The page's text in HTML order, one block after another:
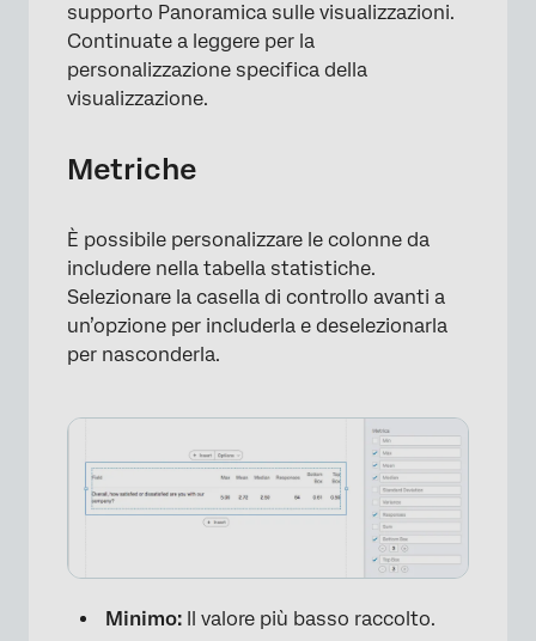
supporto Panoramica sulle visualizzazioni.
Continuate a leggere per la
personalizzazione specifica della
visualizzazione.
Metriche
È possibile personalizzare le colonne da
includere nella tabella statistiche.
Selezionare la casella di controllo avanti a
un’opzione per includerla e deselezionarla
per nasconderla.
Minimo: Il valore più basso raccolto.